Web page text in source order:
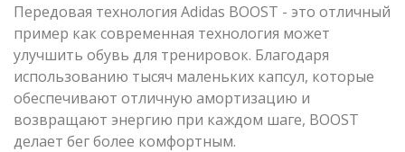
Передовая технология Adidas BOOST - это отличный
пример как современная технология может
улучшить обувь для тренировок. Благодаря
использованию тысяч маленьких капсул, которые
обеспечивают отличную амортизацию и
возвращают энергию при каждом шаге, BOOST
делает бег более комфортным.